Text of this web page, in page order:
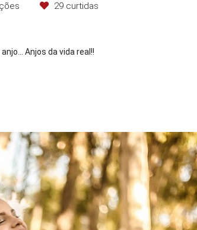
29 curtidas
Anjos da vida real!!